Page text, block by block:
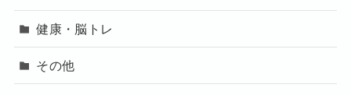
健康・脳トレ
その他